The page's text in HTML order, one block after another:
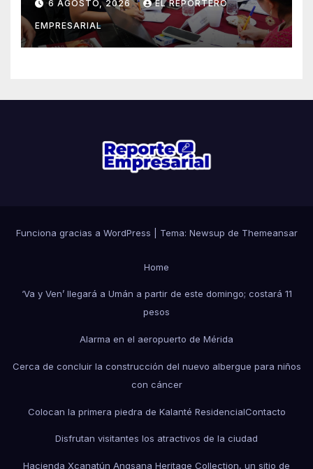
6 AGOSTO, 2026 EL REPORTERO
EMPRESARIAL
Funciona gracias a WordPress Tema: Newsup de Themeansar
Home
‘Va y Ven’ llegará a Umán a partir de este domingo; costará 11
pesos
Alarma en el aeropuerto de Mérida
Cerca de concluir la construcción del nuevo albergue para niños
con cáncer
Colocan la primera piedra de Kalanté ResidencialContacto
Disfrutan visitantes los atractivos de la ciudad
Hacienda Xcanatún Angsana Heritage Collection, un sitio de